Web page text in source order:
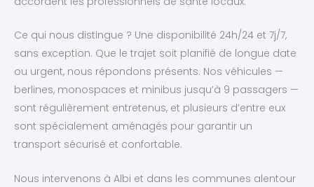
Ce qui nous distingue ? Une disponibilité 24h/24 et 7j/7,
sans exception. Que le trajet soit planifié de longue date
ou urgent, nous répondons présents. Nos véhicules —
berlines, monospaces et minibus jusqu’à 9 passagers —
sont régulièrement entretenus, et plusieurs d’entre eux
sont spécialement aménagés pour garantir un
transport sécurisé et confortable.
Nous intervenons à Albi et dans les communes alentour